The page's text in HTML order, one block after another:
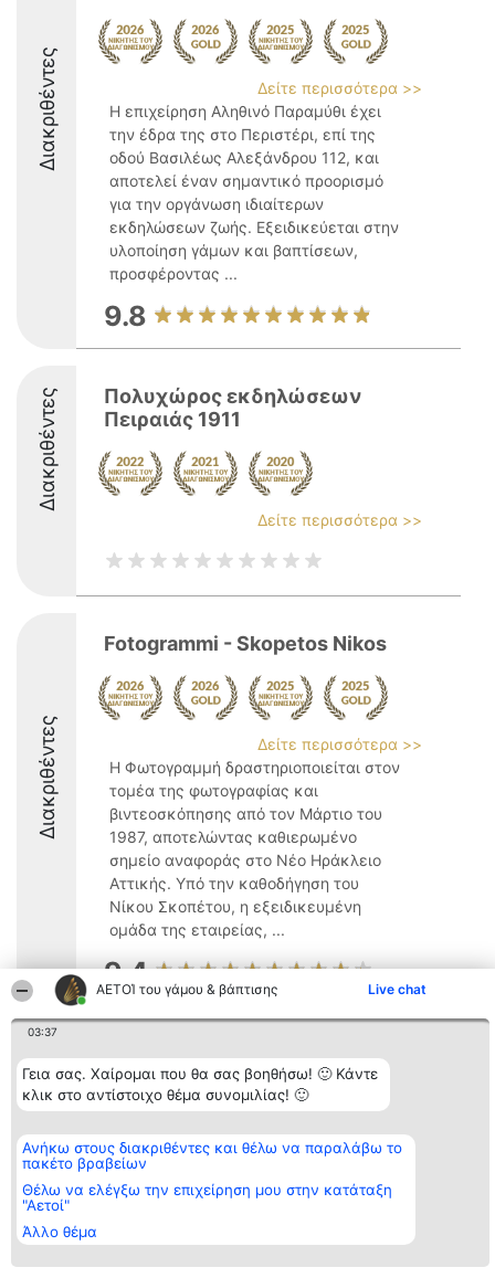
ΑΕΤΟΊ του γάμου & βάπτισης Live chat
03:37
Γεια σας. Χαίρομαι που θα σας βοηθήσω! 🙂 Κάντε
κλικ στο αντίστοιχο θέμα συνομιλίας! 🙂
Ανήκω στους διακριθέντες και θέλω να παραλάβω το
πακέτο βραβείων
Θέλω να ελέγξω την επιχείρηση μου στην κατάταξη
"Αετοί"
Άλλο θέμα
Διακριθέντες
Δείτε περισσότερα >>
Η επιχείρηση Αληθινό Παραμύθι έχει
την έδρα της στο Περιστέρι, επί της
οδού Βασιλέως Αλεξάνδρου 112, και
αποτελεί έναν σημαντικό προορισμό
για την οργάνωση ιδιαίτερων
εκδηλώσεων ζωής. Εξειδικεύεται στην
υλοποίηση γάμων και βαπτίσεων,
προσφέροντας ...
9.8
Διακριθέντες
Πολυχώρος εκδηλώσεων
Πειραιάς 1911
Δείτε περισσότερα >>
Διακριθέντες
Fotogrammi - Skopetos Nikos
Δείτε περισσότερα >>
Η Φωτογραμμή δραστηριοποιείται στον
τομέα της φωτογραφίας και
βιντεοσκόπησης από τον Μάρτιο του
1987, αποτελώντας καθιερωμένο
σημείο αναφοράς στο Νέο Ηράκλειο
Αττικής. Υπό την καθοδήγηση του
Νίκου Σκοπέτου, η εξειδικευμένη
ομάδα της εταιρείας, ...
9.4
κατάταξης
BEAUTIFUL COMPANY
Μονοπρόσωπη ΙΚΕ
ΤΗΛ. ΕΠΙΚΟΙΝΩΝΙΑΣ:
email:
aetoi@beautifulcompany.co
Λίστα όλων
των
διακριθέντων
Όροι &
ΠΟΛΙΤΙΚΗ
ΑΠΟΡΡΗΤΟΥ
Επικοινωνία